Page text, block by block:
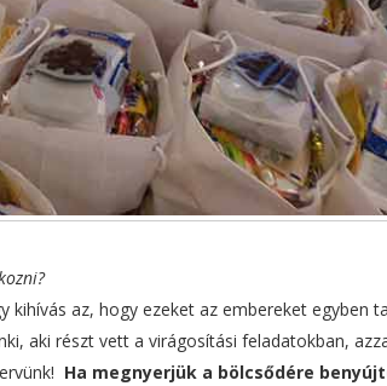
kihívás az, hogy ezeket az embereket egyben
aki részt vett a virágosítási feladatokban,
Ha megnyerjük a bölcsődére